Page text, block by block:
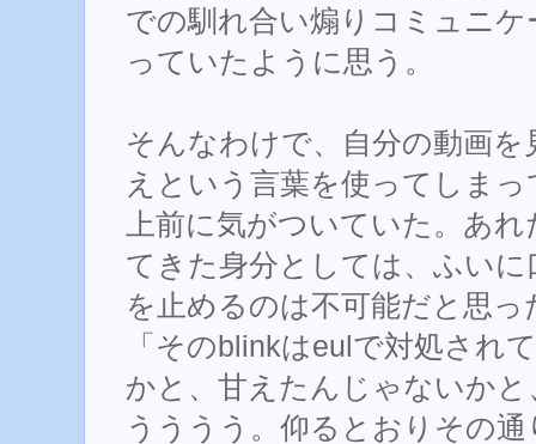
での馴れ合い煽りコミュニ
っていたように思う。
そんなわけで、自分の動画
えという言葉を使ってしま
上前に気がついていた。あ
てきた身分としては、ふい
を止めるのは不可能だと思
「そのblinkはeulで対処され
かと、甘えたんじゃないか
うううう。仰るとおりその